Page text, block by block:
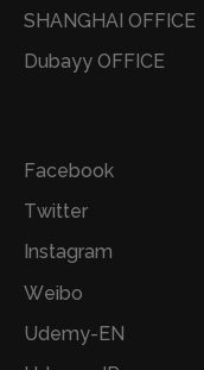
SHANGHAI OFFICE
Dubayy OFFICE
Facebook
Twitter
Instagram
Weibo
Udemy-EN